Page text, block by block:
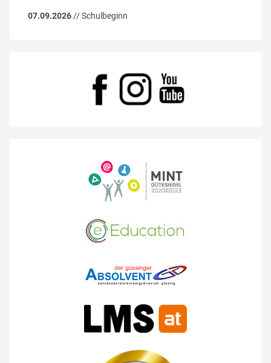
07.09.2026 // Schulbeginn